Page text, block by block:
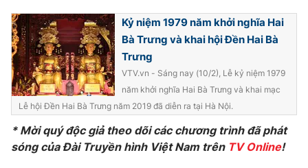
Cơ quan chủ quản:Đài Truyền hình Việt Nam
Cơ quan báo chí:Thời báo VTV
Giấy phép hoạt động báo in và báo điện tử số 483/GP-BTTTT
cấp ngày 29/12/2023
Tổng Biên tập:Vũ Thanh Thủy
Phó Tổng Biên tập: Nguyễn Thị Mỹ Hạnh, Phạm Quốc Thắng,
Nguyễn Trọng Ninh
Tổng đài VTV: 024.38 355 931 - 024.38 355 932
Kỷ niệm 1979 năm khởi nghĩa Hai
Bà Trưng và khai hội Đền Hai Bà
Trưng
VTV.vn - Sáng nay (10/2), Lễ kỷ niệm 1979
năm khởi nghĩa Hai Bà Trưng và khai mạc
Lễ hội Đền Hai Bà Trưng năm 2019 đã diễn ra tại Hà Nội.
* Mời quý độc giả theo dõi các chương trình đã phát
sóng của Đài Truyền hình Việt Nam trên TV Online!